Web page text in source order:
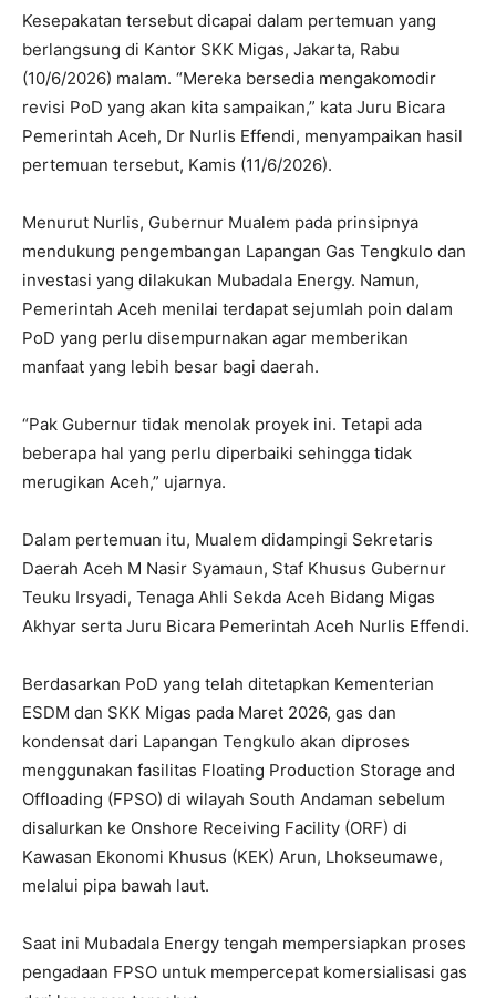
Kesepakatan tersebut dicapai dalam pertemuan yang
berlangsung di Kantor SKK Migas, Jakarta, Rabu
(10/6/2026) malam. “Mereka bersedia mengakomodir
revisi PoD yang akan kita sampaikan,” kata Juru Bicara
Pemerintah Aceh, Dr Nurlis Effendi, menyampaikan hasil
pertemuan tersebut, Kamis (11/6/2026).
Menurut Nurlis, Gubernur Mualem pada prinsipnya
mendukung pengembangan Lapangan Gas Tengkulo dan
investasi yang dilakukan Mubadala Energy. Namun,
Pemerintah Aceh menilai terdapat sejumlah poin dalam
PoD yang perlu disempurnakan agar memberikan
manfaat yang lebih besar bagi daerah.
“Pak Gubernur tidak menolak proyek ini. Tetapi ada
beberapa hal yang perlu diperbaiki sehingga tidak
merugikan Aceh,” ujarnya.
Dalam pertemuan itu, Mualem didampingi Sekretaris
Daerah Aceh M Nasir Syamaun, Staf Khusus Gubernur
Teuku Irsyadi, Tenaga Ahli Sekda Aceh Bidang Migas
Akhyar serta Juru Bicara Pemerintah Aceh Nurlis Effendi.
Berdasarkan PoD yang telah ditetapkan Kementerian
ESDM dan SKK Migas pada Maret 2026, gas dan
kondensat dari Lapangan Tengkulo akan diproses
menggunakan fasilitas Floating Production Storage and
Offloading (FPSO) di wilayah South Andaman sebelum
disalurkan ke Onshore Receiving Facility (ORF) di
Kawasan Ekonomi Khusus (KEK) Arun, Lhokseumawe,
melalui pipa bawah laut.
Saat ini Mubadala Energy tengah mempersiapkan proses
pengadaan FPSO untuk mempercepat komersialisasi gas